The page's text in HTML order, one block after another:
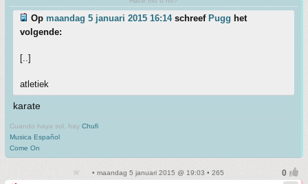
Op maandag 5 januari 2015 16:14schreef Pugg het
volgende:
[..]
atletiek
karate
Cuando haya sol, hay Chufi
Musica Español
Come On
• maandag 5 januari 2015 @ 19:03 • 265